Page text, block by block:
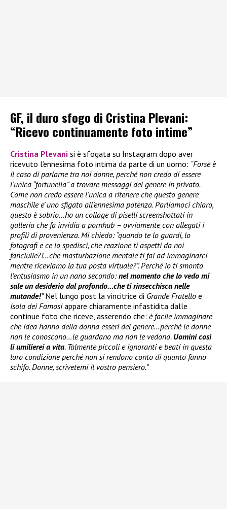
GF, il duro sfogo di Cristina Plevani:
“Ricevo continuamente foto intime”
Cristina Plevani si è sfogata su Instagram dopo aver
ricevuto l’ennesima foto intima da parte di un uomo: “Forse è
il caso di parlarne tra noi donne, perché non credo di essere
l’unica “fortunella” a trovare messaggi del genere in privato.
Come non credo essere l’unica a ritenere che questo genere
maschile e’ uno sfigato all’ennesima potenza. Parliamoci chiaro,
questo è sobrio…ho un collage di piselli screenshottati in
galleria che fa invidia a pornhub – ovviamente con allegati i
profili di provenienza. Mi chiedo: “quando te lo guardi, lo
fotografi e ce lo spedisci, che reazione ti aspetti da noi
fanciulle?!…che masturbazione mentale ti fai ad immaginarci
mentre riceviamo la tua posta virtuale?”. Perché io ti smonto
l’entusiasmo in un nano secondo:nel momento che lo vedo mi
sale un desiderio dal profondo…che ti rinsecchisca nelle
mutande!”Nel lungo post la vincitrice di Grande Fratello e
Isola dei Famosiappare chiaramente infastidita dalle
continue foto che riceve, asserendo che: è facile immaginare
che idea hanno della donna esseri del genere…perché le donne
non le conoscono…le guardano ma non le vedono. Uomini così
li umilierei a vita. Talmente piccoli e ignoranti e beati in questa
loro condizione perché non si rendono conto di quanto fanno
schifo. Donne, scrivetemi il vostro pensiero.”